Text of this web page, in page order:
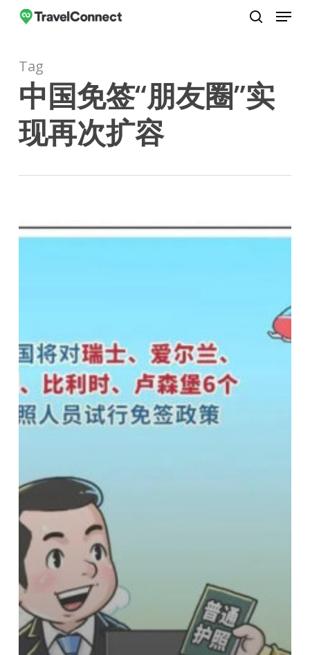
Skip
content
Menu
Tag
中国免签“朋友圈”实
现再次扩容